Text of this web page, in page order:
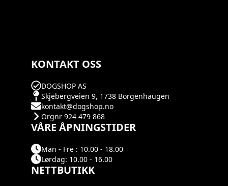
KONTAKT OSS
DOGSHOP AS
Skjebergveien 9, 1738 Borgenhaugen
kontakt@dogshop.no
Orgnr 924 479 868
VÅRE ÅPNINGSTIDER
Man - Fre : 10.00 - 18.00
Lørdag: 10.00 - 16.00
NETTBUTIKK